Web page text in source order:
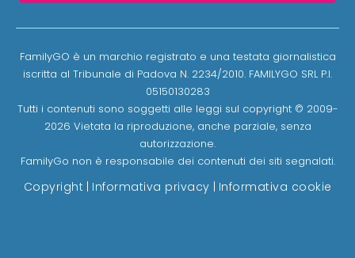
FamilyGO è un marchio registrato e una testata giornalistica
iscritta al Tribunale di Padova N. 2234/2010. FAMILYGO SRL P.I.
05150130283
Tutti i contenuti sono soggetti alle leggi sul copyright © 2009-
2026 Vietata la riproduzione, anche parziale, senza
autorizzazione.
FamilyGo non è responsabile dei contenuti dei siti segnalati.
Copyright Informativa privacy Informativa cookie